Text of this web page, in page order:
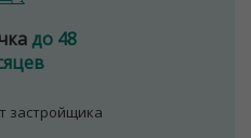
до 48
застройщика